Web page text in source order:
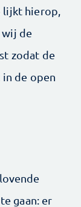
lijkt hierop,
de
zodat de
de open
gaan: er